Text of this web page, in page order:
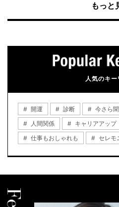
もっと
人気のキー
開運 診断 今さら
人間関係
キャリアアップ
仕事もおしゃれも
セレモ